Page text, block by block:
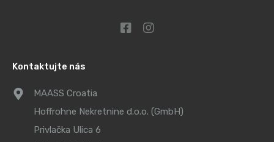
Kontaktujte nás
MAASS Croatia
Hoffrohne Nekretnine d.o.o. (GmbH)
Privlačka Ulica 6